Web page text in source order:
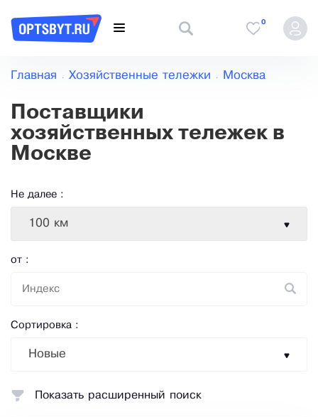
0
Главная Хозяйственные тележки Москва
Поставщики
хозяйственных тележек в
Москве
Не далее :
100 км
от :
Сортировка :
Новые
Показать расширенный поиск